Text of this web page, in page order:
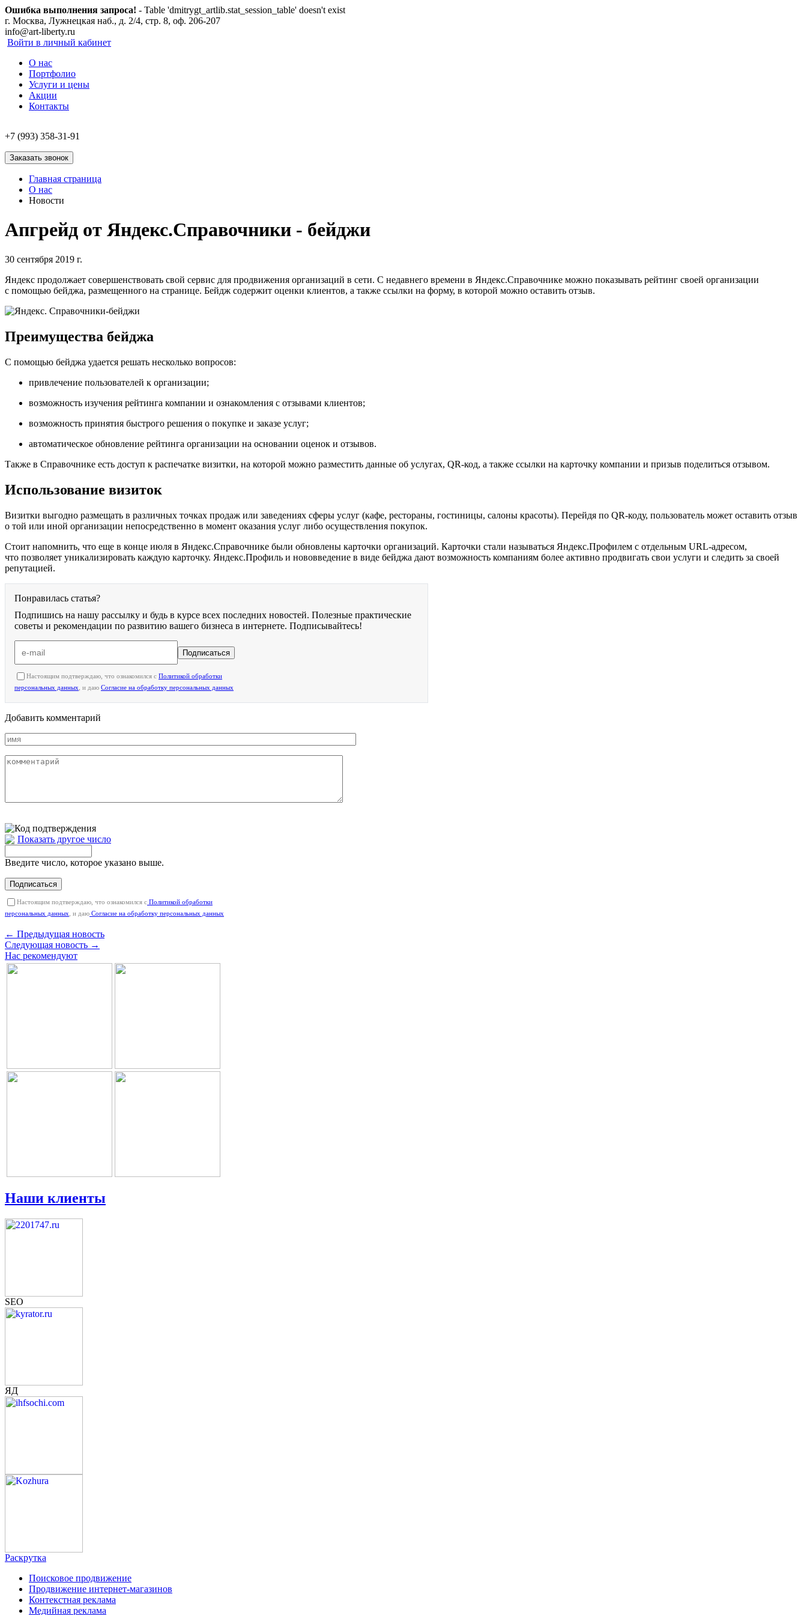
Ошибка выполнения запроса! - Table 'dmitrygt_artlib.stat_session_table' doesn't exist
г. Москва, Лужнецкая наб., д. 2/4, стр. 8, оф. 206-207
info@art-liberty.ru
Войти в личный кабинет
О нас
Портфолио
Услуги и цены
Акции
Контакты
+7 (993) 358-31-91
Заказать звонок
Главная страница
О нас
Новости
Апгрейд от Яндекс.Справочники - бейджи
30 сентября 2019 г.
Яндекс продолжает совершенствовать свой сервис для продвижения организаций в сети. С недавнего времени в Яндекс.Справочнике можно показывать рейтинг своей организации
с помощью бейджа, размещенного на странице. Бейдж содержит оценки клиентов, а также ссылки на форму, в которой можно оставить отзыв.
Преимущества бейджа
С помощью бейджа удается решать несколько вопросов:
привлечение пользователей к организации;
возможность изучения рейтинга компании и ознакомления с отзывами клиентов;
возможность принятия быстрого решения о покупке и заказе услуг;
автоматическое обновление рейтинга организации на основании оценок и отзывов.
Также в Справочнике есть доступ к распечатке визитки, на которой можно разместить данные об услугах, QR-код, а также ссылки на карточку компании и призыв поделиться отзывом.
Использование визиток
Визитки выгодно размещать в различных точках продаж или заведениях сферы услуг (кафе, рестораны, гостиницы, салоны красоты). Перейдя по QR-коду, пользователь может оставить отзыв
о той или иной организации непосредственно в момент оказания услуг либо осуществления покупок.
Стоит напомнить, что еще в конце июля в Яндекс.Справочнике были обновлены карточки организаций. Карточки стали называться Яндекс.Профилем с отдельным URL-адресом,
что позволяет уникализировать каждую карточку. Яндекс.Профиль и нововведение в виде бейджа дают возможность компаниям более активно продвигать свои услуги и следить за своей
репутацией.
Понравилась статья?
Подпишись на нашу рассылку и будь в курсе всех последних новостей. Полезные практические
советы и рекомендации по развитию вашего бизнеса в интернете. Подписывайтесь!
Подписаться
Настоящим подтверждаю, что ознакомился с Политикой обработки
персональных данных , и даю Согласие на обработку персональных данных
Добавить комментарий
Показать другое число
Введите число, которое указано выше.
Подписаться
Настоящим подтверждаю, что ознакомился с Политикой обработки
персональных данных , и даю Согласие на обработку персональных данных
← Предыдущая новость
Следующая новость →
Нас рекомендуют
Наши клиенты
SEO
ЯД
Раскрутка
Поисковое продвижение
Продвижение интернет-магазинов
Контекстная реклама
Медийная реклама